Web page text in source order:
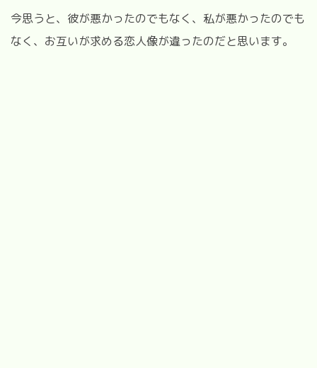
今思うと、彼が悪かったのでもなく、私が悪かったのでも
なく、お互いが求める恋人像が違ったのだと思います。